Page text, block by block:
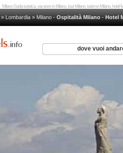
Milano Guida turistica, vacanze in Milano, tour Milano, turismo Milano,
» Lombardia » Milano - Ospitalità Milano - Hotel
dove vuoi